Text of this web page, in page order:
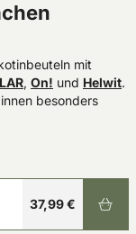
mit
, On! und Helwit.
besonders
37,99 €